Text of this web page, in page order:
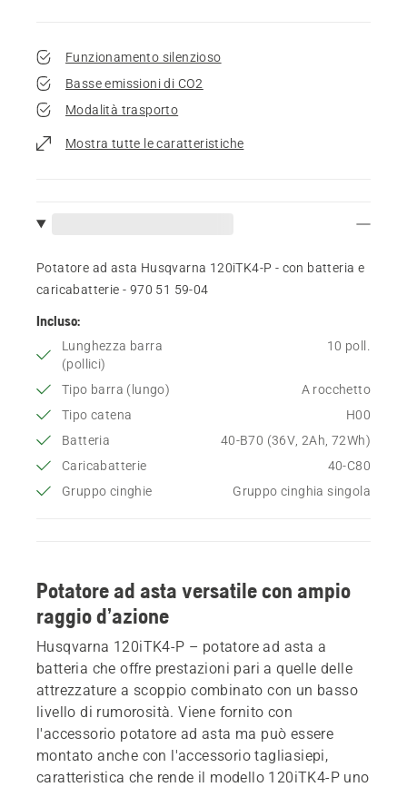
Funzionamento silenzioso
Basse emissioni di CO2
Modalità trasporto
Mostra tutte le caratteristiche
Potatore ad asta Husqvarna 120iTK4-P - con batteria e
caricabatterie - 970 51 59‑04
Incluso:
Lunghezza barra
(pollici)
10 poll.
Tipo barra (lungo)
A rocchetto
Tipo catena
H00
Batteria
40-B70 (36V, 2Ah, 72Wh)
Caricabatterie
40-C80
Gruppo cinghie
Gruppo cinghia singola
Potatore ad asta versatile con ampio
raggio d’azione
Husqvarna 120iTK4-P – potatore ad asta a
batteria che offre prestazioni pari a quelle delle
attrezzature a scoppio combinato con un basso
livello di rumorosità. Viene fornito con
l'accessorio potatore ad asta ma può essere
montato anche con l'accessorio tagliasiepi,
caratteristica che rende il modello 120iTK4-P uno